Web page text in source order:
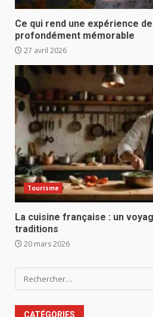
Ce qui rend une expérience
profondément mémorable
27 avril 2026
Tourisme
La cuisine française : un
traditions
20 mars 2026
Rechercher :
CATÉGORIES